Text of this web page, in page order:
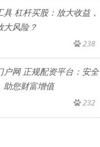
放大收益，
大风险？
238
户网 正规配资平台：安全
助您财富增值
232